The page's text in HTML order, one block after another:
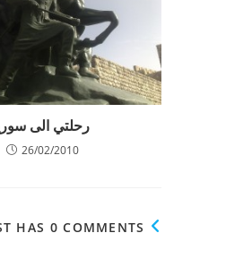
رحلتي الى
26/02/2010
HAS 0 COMMENTS